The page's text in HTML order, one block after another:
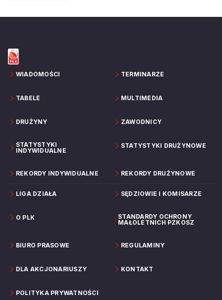
WIADOMOŚCI TERMINARZE
TABELE MULTIMEDIA
DRUŻYNY ZAWODNICY
STATYSTYKI
INDYWIDUALNE
STATYSTYKI DRUŻYNOWE
REKORDY INDYWIDUALNE REKORDY DRUŻYNOWE
LIGA DZIAŁA SĘDZIOWIE I KOMISARZE
O PLK
STANDARDY OCHRONY
MAŁOLETNICH PZKOSZ
BIURO PRASOWE REGULAMINY
DLA AKCJONARIUSZY KONTAKT
POLITYKA PRYWATNOŚCI